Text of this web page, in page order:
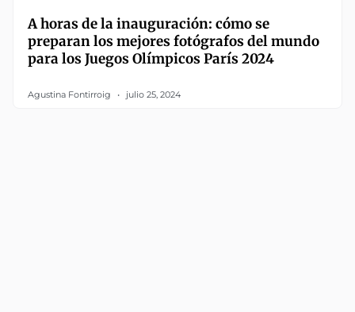
A horas de la inauguración: cómo se
preparan los mejores fotógrafos del mundo
para los Juegos Olímpicos París 2024
Agustina Fontirroig julio 25, 2024